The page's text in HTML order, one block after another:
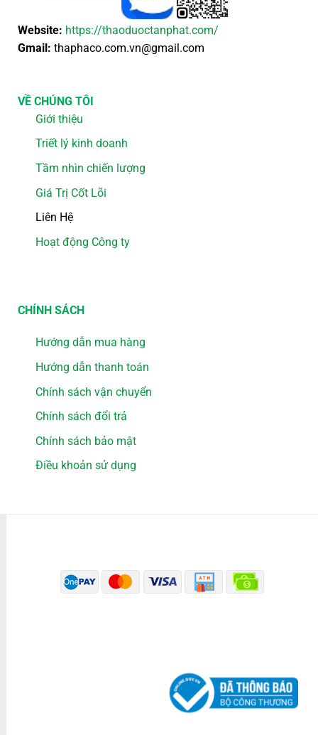
Website: https://thaoduoctanphat.com/
Gmail: thaphaco.com.vn@gmail.com
VỀ CHÚNG TÔI
Giới thiệu
Triết lý kinh doanh
Tầm nhìn chiến lượng
Giá Trị Cốt Lõi
Liên Hệ
Hoạt động Công ty
CHÍNH SÁCH
Hướng dẫn mua hàng
Hướng dẫn thanh toán
Chính sách vận chuyển
Chính sách đổi trả
Chính sách bảo mật
Điều khoản sử dụng